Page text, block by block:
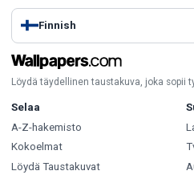
Finnish
Löydä täydellinen taustakuva, joka sopii
Selaa
A-Z-hakemisto
Kokoelmat
Löydä Taustakuvat